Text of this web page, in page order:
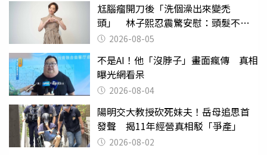
尪腦瘤開刀後「洗個澡出來變禿
頭」 林子熙忍震驚安慰：頭髮不重
要 2026-08-05
不是AI！他「沒脖子」畫面瘋傳 真相
曝光網看呆
2026-08-04
陽明交大教授砍死妹夫！岳母追思首
發聲 揭11年經營真相駁「爭產」
2026-08-02